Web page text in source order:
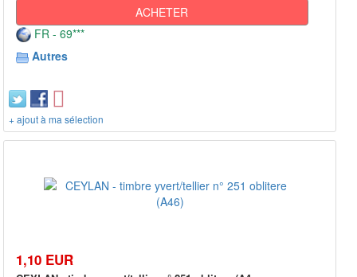
ACHETER
FR - 69***
Autres
+ ajout à ma sélection
1,10 EUR